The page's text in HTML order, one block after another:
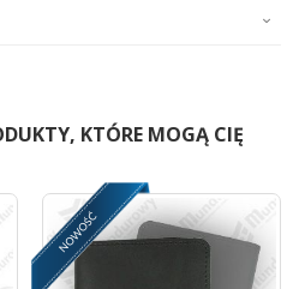
KTÓRE MOGĄ CIĘ
NOWOŚĆ